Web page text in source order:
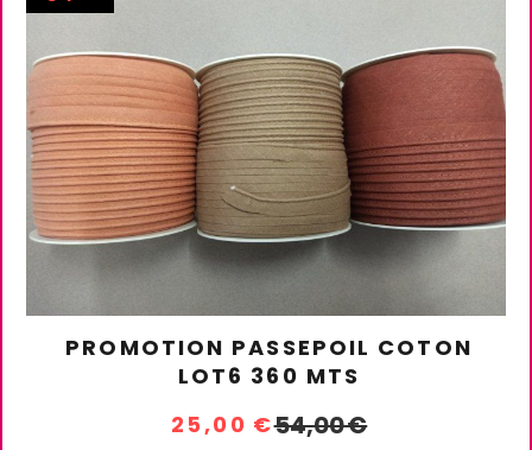
PROMOTION PASSEPOIL COTON
LOT6 360 MTS
25,00 €54,00€